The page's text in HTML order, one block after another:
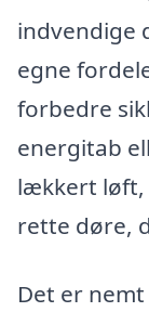
indvendige
egne
forbedre
energitab
lækkert løft,
rette døre,
Det er